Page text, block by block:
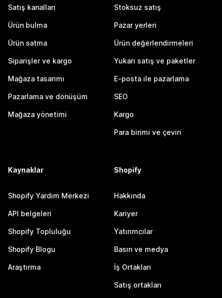
Satış kanalları
Ürün bulma
Ürün satma
Siparişler ve kargo
Mağaza tasarımı
Pazarlama ve dönüşüm
Mağaza yönetimi
Stoksuz satış
Pazar yerleri
Ürün değerlendirmeleri
Yukarı satış ve paketler
E-posta ile pazarlama
SEO
Kargo
Para birimi ve çeviri
Kaynaklar
Shopify Yardım Merkezi
API belgeleri
Shopify Topluluğu
Shopify Blogu
Araştırma
Shopify
Hakkında
Kariyer
Yatırımcılar
Basın ve medya
İş Ortakları
Satış ortakları